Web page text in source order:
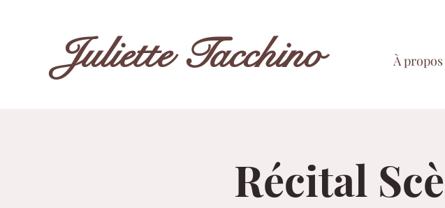
Juliette Tacchino À propos
Récital